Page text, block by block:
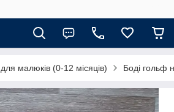
малюків (0-12 місяців) Боді гольф